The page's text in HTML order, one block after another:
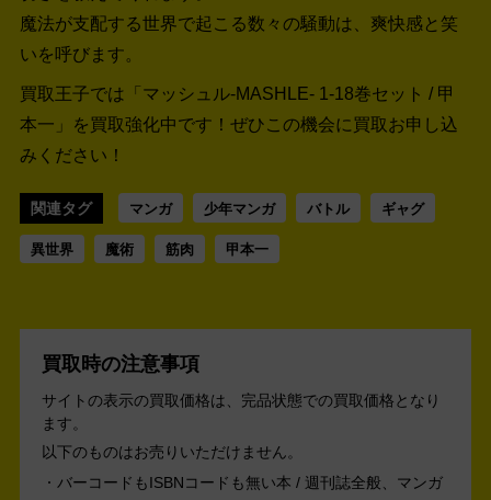
魔法が支配する世界で起こる数々の騒動は、爽快感と笑
いを呼びます。
買取王子では「マッシュル-MASHLE- 1-18巻セット / 甲
本一」を買取強化中です！ ぜひこの機会に買取お申し込
みください！
関連タグ マンガ 少年マンガ バトル ギャグ
異世界 魔術 筋肉 甲本一
買取時の注意事項
サイトの表示の買取価格は、完品状態での買取価格となり
ます。
以下のものはお売りいただけません。
バーコードもISBNコードも無い本 / 週刊誌全般、マンガ